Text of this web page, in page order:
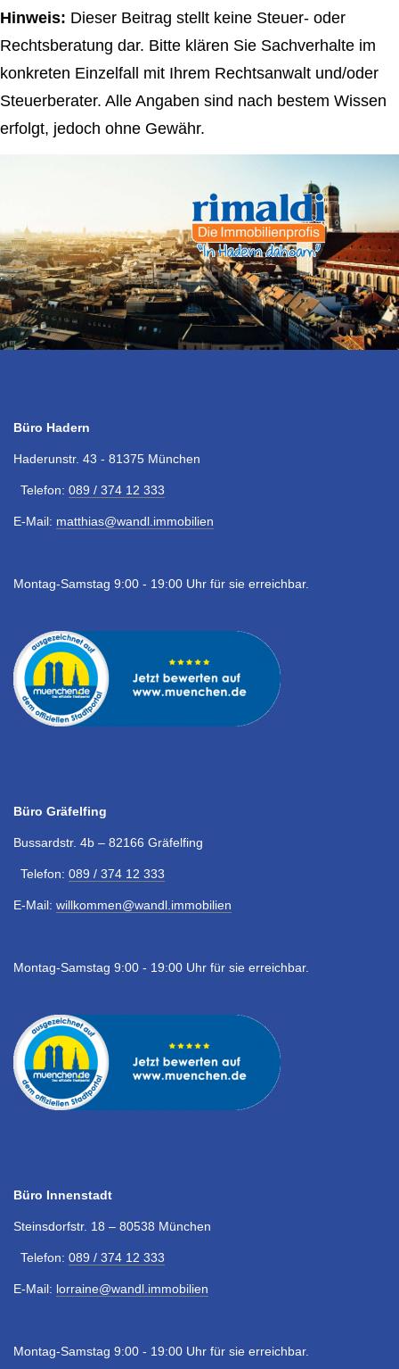
Hinweis: Dieser Beitrag stellt keine Steuer- oder
Rechtsberatung dar. Bitte klären Sie Sachverhalte im
konkreten Einzelfall mit Ihrem Rechtsanwalt und/oder
Steuerberater. Alle Angaben sind nach bestem Wissen
erfolgt, jedoch ohne Gewähr.
Büro Hadern
Haderunstr. 43 - 81375 München
Telefon: 089 / 374 12 333
E-Mail: matthias@wandl.immobilien
Montag-Samstag 9:00 - 19:00 Uhr für sie erreichbar.
Büro Gräfelfing
Bussardstr. 4b – 82166 Gräfelfing
Telefon: 089 / 374 12 333
E-Mail: willkommen@wandl.immobilien
Montag-Samstag 9:00 - 19:00 Uhr für sie erreichbar.
Büro Innenstadt
Steinsdorfstr. 18 – 80538 München
Telefon: 089 / 374 12 333
E-Mail: lorraine@wandl.immobilien
Montag-Samstag 9:00 - 19:00 Uhr für sie erreichbar.